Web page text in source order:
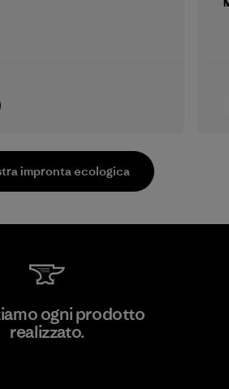
(Pvt) Ltd. - Asialine
impronta ecologica
ogni prodotto
realizzato.